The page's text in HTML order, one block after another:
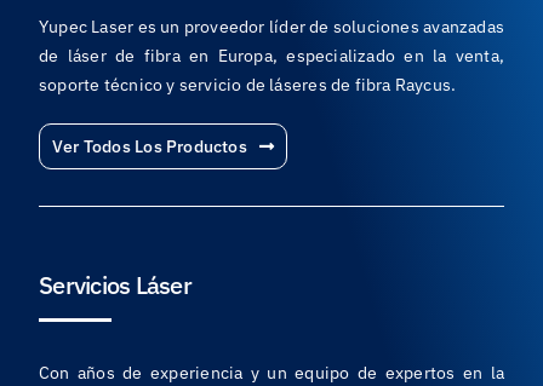
Yupec Laser es un proveedor líder de soluciones avanzadas
de láser de fibra en Europa, especializado en la venta,
soporte técnico y servicio de láseres de fibra Raycus.
Ver Todos Los Productos
Servicios Láser
Con años de experiencia y un equipo de expertos en la